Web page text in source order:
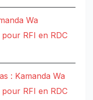
Wa
RFI en RDC
: Kamanda Wa
RFI en RDC